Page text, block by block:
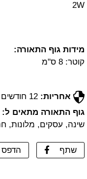
2W
מידות גוף התאורה:
קוטר: 8 ס"מ
אחריות:
גוף התאורה מתאים ל:
שינה, עסקים, מלונות,
שתף הדפס